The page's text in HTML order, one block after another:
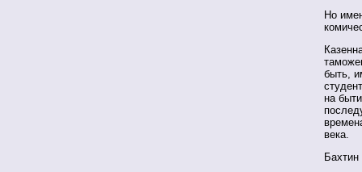
Но
быть,
на
века.